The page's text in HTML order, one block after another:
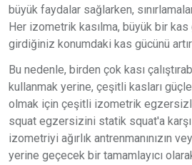
büyük faydalar sağlarken,
Her izometrik kasılma, büyük bir kas
girdiğiniz konumdaki kas gücünü
Bu nedenle, birden çok kası
kullanmak yerine, çeşitli kasları
olmak için çeşitli izometrik
squat egzersizini statik squat'a
izometriyi ağırlık antrenmanınızın
yerine geçecek bir tamamlayıcı